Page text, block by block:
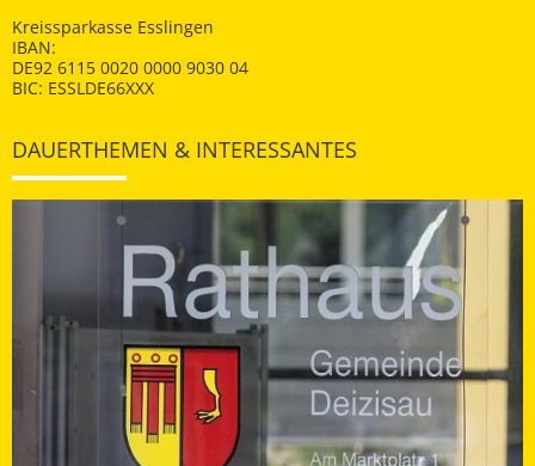
Kreissparkasse Esslingen
IBAN:
DE92 6115 0020 0000 9030 04
BIC: ESSLDE66XXX
DAUERTHEMEN & INTERESSANTES